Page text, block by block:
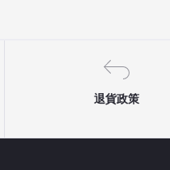
退貨政策